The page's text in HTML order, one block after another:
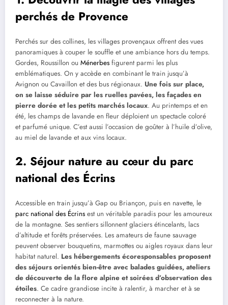
perchés de Provence
Perchés sur des collines, les villages provençaux offrent des vues
panoramiques à couper le souffle et une ambiance hors du temps.
Gordes, Roussillon ou Ménerbes figurent parmi les plus
emblématiques. On y accède en combinant le train jusqu’à
Avignon ou Cavaillon et des bus régionaux. Une fois sur place,
on se laisse séduire par les ruelles pavées, les façades en
pierre dorée et les petits marchés locaux. Au printemps et en
été, les champs de lavande en fleur déploient un spectacle coloré
et parfumé unique. C’est aussi l’occasion de goûter à l’huile d’olive,
au miel de lavande et aux vins locaux.
2. Séjour nature au cœur du parc
national des Écrins
Accessible en train jusqu’à Gap ou Briançon, puis en navette, le
parc national des Écrins est un véritable paradis pour les amoureux
de la montagne. Ses sentiers sillonnent glaciers étincelants, lacs
d’altitude et forêts préservées. Les amateurs de faune sauvage
peuvent observer bouquetins, marmottes ou aigles royaux dans leur
habitat naturel. Les hébergements écoresponsables proposent
des séjours orientés bien-être avec balades guidées, ateliers
de découverte de la flore alpine et soirées d’observation des
étoiles. Ce cadre grandiose incite à ralentir, à marcher et à se
reconnecter à la nature.